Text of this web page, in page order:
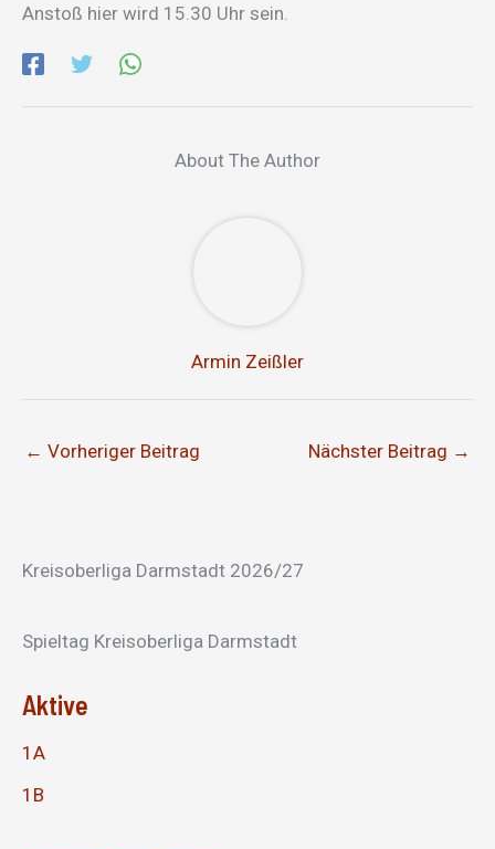
Anstoß hier wird 15.30 Uhr sein.
About The Author
Armin Zeißler
← Vorheriger Beitrag Nächster Beitrag →
Kreisoberliga Darmstadt 2026/27
Spieltag Kreisoberliga Darmstadt
Aktive
1A
1B